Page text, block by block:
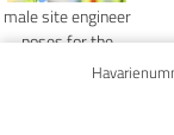
male site engineer
poses for the